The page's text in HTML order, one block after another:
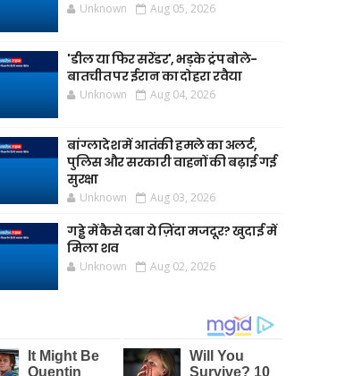
Unknown Aug 05, 2026
'डील या फिर सरेंडर', भड़के ट्रंप बोले-
बातचीत पर ईरान का दोहरा रवैया
Unknown Aug 04, 2026
बांग्लादेश में आतंकी हमले का अलर्ट,
पुलिस और सरकारी वाहनों की बढ़ाई गई
सुरक्षा
Unknown Aug 03, 2026
गड्ढे में कैसे दबा ये ज़िंदा मजदूर? खुदाई में
मिला शव
Unknown Aug 02, 2026